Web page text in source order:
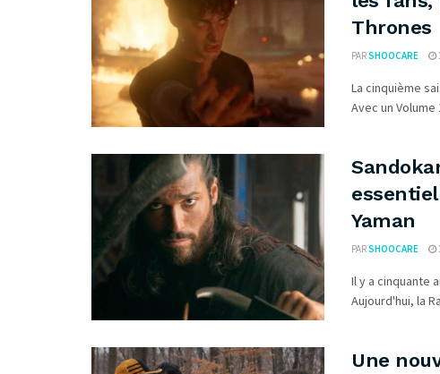
Thrones
PARSHOOCARE
La cinquième
Avec un
Yaman
PARSHOOCARE
Il y a cinquante
Aujourd'hui, la
Une